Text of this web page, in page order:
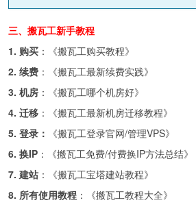
三、搬瓦工新手教程
1. 购买 ：《搬瓦工购买教程》
2. 续费 ：《搬瓦工最新续费实践》
3. 机房 ：《搬瓦工哪个机房好》
4. 迁移 ：《搬瓦工最新机房迁移教程》
5. 登录：
《搬瓦工登录官网/管理VPS》
6. 换IP ：《搬瓦工免费/付费换IP方法总结》
7. 建站 ：《搬瓦工宝塔建站教程》
8. 所有使用教程 ：《搬瓦工教程大全》